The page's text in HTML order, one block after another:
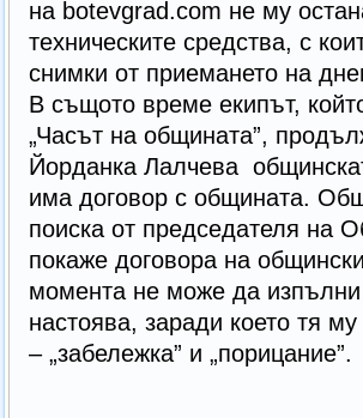
на botevgrad.com не му
техническите средства, с
снимки от приемането на
В същото време екипът,
„Часът на общината”,
Йорданка Лалчева
има договор с общината.
поиска от председателя на
покаже договора на
момента не може да
настоява, заради което тя
– „забележка” и „порицание”.